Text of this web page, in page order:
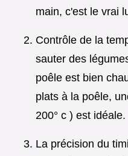
main, c'est le vrai
Contrôle de la
sauter des
poêle est bien
plats à la poêle,
200° c ) est idéale.
La précision du